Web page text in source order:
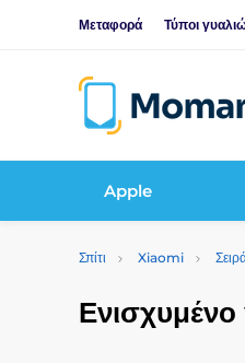
Μεταφορά Τύποι
Apple
Σπίτι Xiaomi